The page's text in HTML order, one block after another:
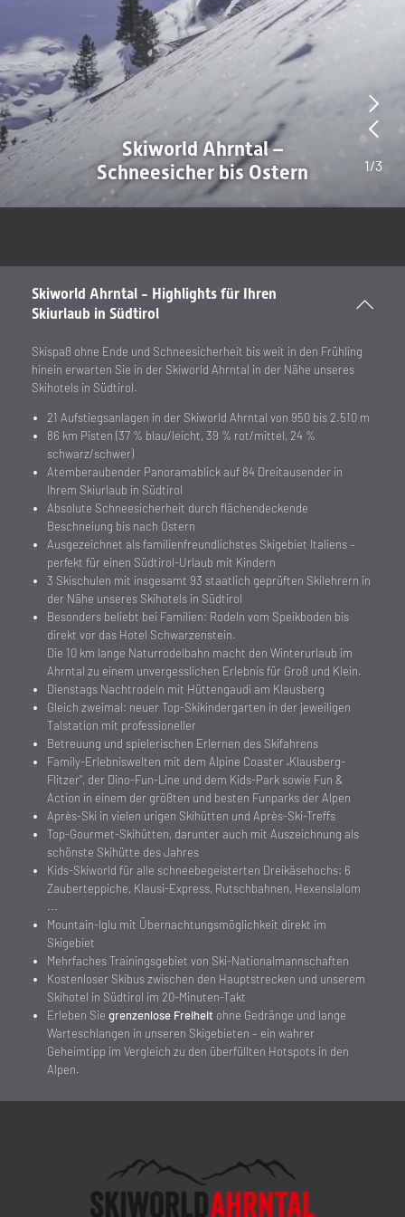
Premium SPA zum Entspannen nach dem Skitag
Ideal für die gesamte
Familie
2/3
Skiworld Ahrntal - Highlights für Ihren
Skiurlaub in Südtirol
Skispaß ohne Ende und Schneesicherheit bis weit in den Frühling
hinein erwarten Sie in der Skiworld Ahrntal in der Nähe unseres
Skihotels in Südtirol.
21 Aufstiegsanlagen in der Skiworld Ahrntal von 950 bis 2.510 m
86 km Pisten (37 % blau/leicht, 39 % rot/mittel, 24 %
schwarz/schwer)
Atemberaubender Panoramablick auf 84 Dreitausender in
Ihrem Skiurlaub in Südtirol
Absolute Schneesicherheit durch flächendeckende
Beschneiung bis nach Ostern
Ausgezeichnet als familienfreundlichstes Skigebiet Italiens –
perfekt für einen Südtirol-Urlaub mit Kindern
3 Skischulen mit insgesamt 93 staatlich geprüften Skilehrern in
der Nähe unseres Skihotels in Südtirol
Besonders beliebt bei Familien: Rodeln vom Speikboden bis
direkt vor das Hotel Schwarzenstein.
Die 10 km lange Naturrodelbahn macht den Winterurlaub im
Ahrntal zu einem unvergesslichen Erlebnis für Groß und Klein.
Dienstags Nachtrodeln mit Hüttengaudi am Klausberg
Gleich zweimal: neuer Top-Skikindergarten in der jeweiligen
Talstation mit professioneller
Betreuung und spielerischen Erlernen des Skifahrens
Family-Erlebniswelten mit dem Alpine Coaster „Klausberg-
Flitzer“, der Dino-Fun-Line und dem Kids-Park sowie Fun &
Action in einem der größten und besten Funparks der Alpen
Après-Ski in vielen urigen Skihütten und Après-Ski-Treffs
Top-Gourmet-Skihütten, darunter auch mit Auszeichnung als
schönste Skihütte des Jahres
Kids-Skiworld für alle schneebegeisterten Dreikäsehochs: 6
Zauberteppiche, Klausi-Express, Rutschbahnen, Hexenslalom
...
Mountain-Iglu mit Übernachtungsmöglichkeit direkt im
Skigebiet
Mehrfaches Trainingsgebiet von Ski-Nationalmannschaften
Kostenloser Skibus zwischen den Hauptstrecken und unserem
Skihotel in Südtirol im 20-Minuten-Takt
Erleben Sie grenzenlose Freiheitohne Gedränge und lange
Warteschlangen in unseren Skigebieten – ein wahrer
Geheimtipp im Vergleich zu den überfüllten Hotspots in den
Alpen.